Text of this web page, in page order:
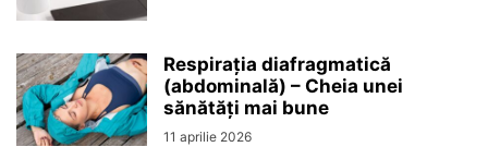
Respirația diafragmatică
(abdominală) – Cheia unei
sănătăți mai bune
11 aprilie 2026